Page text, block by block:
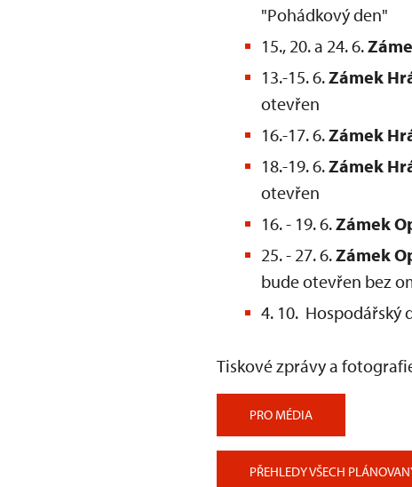
"Pohádkový den"
15., 20. a 24. 6.
13.-15. 6.Zámek
otevřen
16.-17. 6.Zámek
18.-19. 6.Zámek
otevřen
16. - 19. 6.Zámek
25. - 27. 6.Zámek
bude otevřen bez
4. 10. Hospodářský
Tiskové zprávy a
PRO MÉDIA
PŘEHLEDY VŠECH